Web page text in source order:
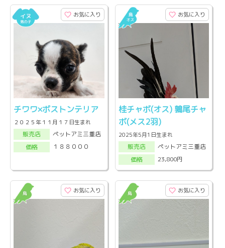
お気に入り
チワワ×ボストンテリア
２０２５年１１月１７日生まれ
販売店
ペットアミ三重店
価格
１８８０００
お気に入り
桂チャボ(オス) 鶉尾チャ
ボ(メス2羽)
2025年5月1日生まれ
販売店
ペットアミ三重店
価格
23,800円
お気に入り お気に入り